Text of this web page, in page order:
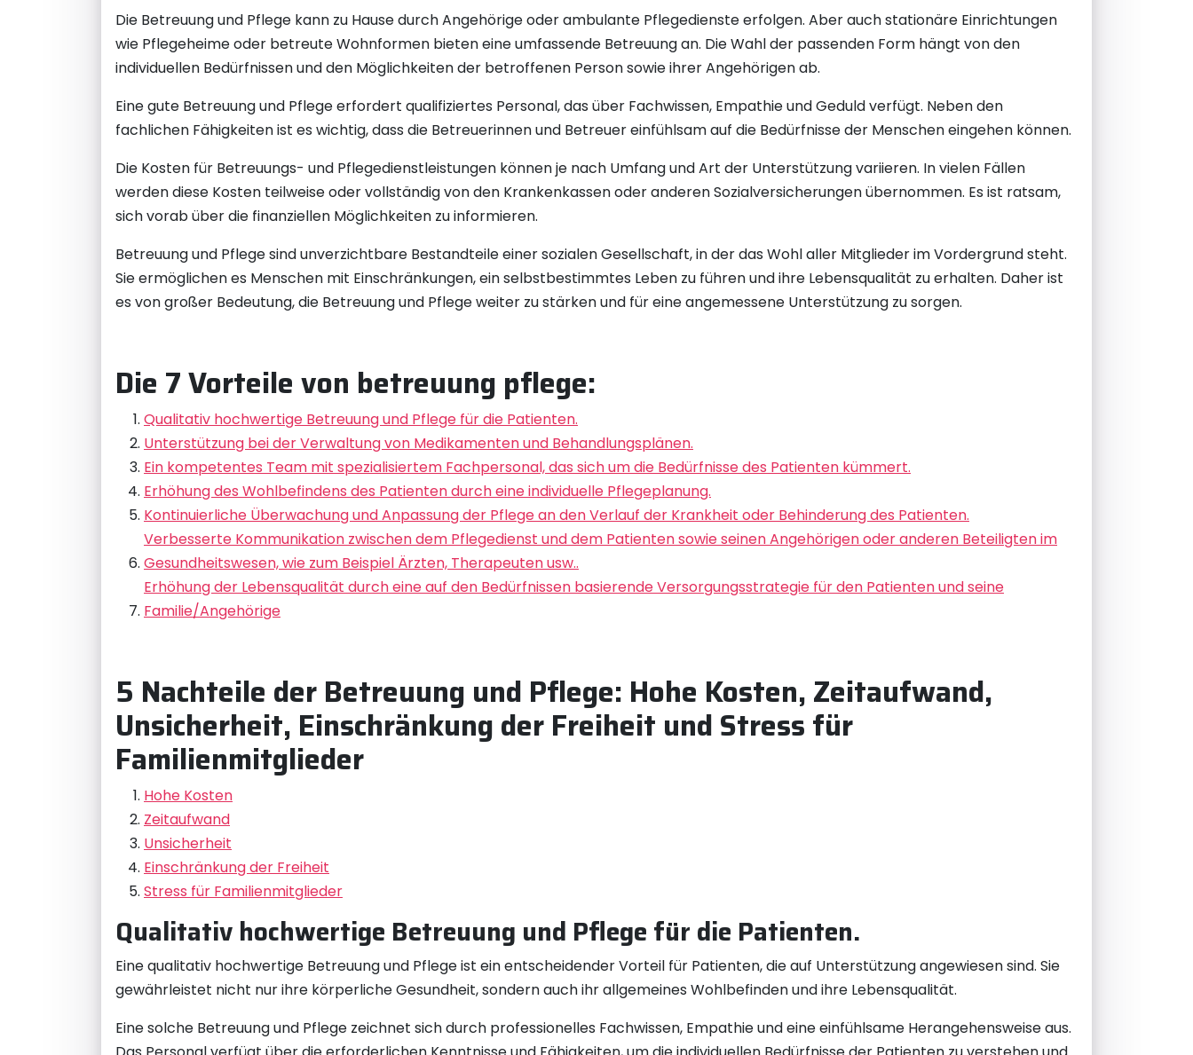
Die Betreuung und Pflege kann zu Hause durch Angehörige oder ambulante Pflegedienste erfolgen. Aber auch stationäre Einrichtungen
wie Pflegeheime oder betreute Wohnformen bieten eine umfassende Betreuung an. Die Wahl der passenden Form hängt von den
individuellen Bedürfnissen und den Möglichkeiten der betroffenen Person sowie ihrer Angehörigen ab.
Eine gute Betreuung und Pflege erfordert qualifiziertes Personal, das über Fachwissen, Empathie und Geduld verfügt. Neben den
fachlichen Fähigkeiten ist es wichtig, dass die Betreuerinnen und Betreuer einfühlsam auf die Bedürfnisse der Menschen eingehen können.
Die Kosten für Betreuungs- und Pflegedienstleistungen können je nach Umfang und Art der Unterstützung variieren. In vielen Fällen
werden diese Kosten teilweise oder vollständig von den Krankenkassen oder anderen Sozialversicherungen übernommen. Es ist ratsam,
sich vorab über die finanziellen Möglichkeiten zu informieren.
Betreuung und Pflege sind unverzichtbare Bestandteile einer sozialen Gesellschaft, in der das Wohl aller Mitglieder im Vordergrund steht.
Sie ermöglichen es Menschen mit Einschränkungen, ein selbstbestimmtes Leben zu führen und ihre Lebensqualität zu erhalten. Daher ist
es von großer Bedeutung, die Betreuung und Pflege weiter zu stärken und für eine angemessene Unterstützung zu sorgen.
Die 7 Vorteile von betreuung pflege:
Qualitativ hochwertige Betreuung und Pflege für die Patienten.
Unterstützung bei der Verwaltung von Medikamenten und Behandlungsplänen.
Ein kompetentes Team mit spezialisiertem Fachpersonal, das sich um die Bedürfnisse des Patienten kümmert.
Erhöhung des Wohlbefindens des Patienten durch eine individuelle Pflegeplanung.
Kontinuierliche Überwachung und Anpassung der Pflege an den Verlauf der Krankheit oder Behinderung des Patienten.
Verbesserte Kommunikation zwischen dem Pflegedienst und dem Patienten sowie seinen Angehörigen oder anderen Beteiligten im
Gesundheitswesen, wie zum Beispiel Ärzten, Therapeuten usw..
Erhöhung der Lebensqualität durch eine auf den Bedürfnissen basierende Versorgungsstrategie für den Patienten und seine
Familie/Angehörige
5 Nachteile der Betreuung und Pflege: Hohe Kosten, Zeitaufwand,
Unsicherheit, Einschränkung der Freiheit und Stress für
Familienmitglieder
Hohe Kosten
Zeitaufwand
Unsicherheit
Einschränkung der Freiheit
Stress für Familienmitglieder
Qualitativ hochwertige Betreuung und Pflege für die Patienten.
Eine qualitativ hochwertige Betreuung und Pflege ist ein entscheidender Vorteil für Patienten, die auf Unterstützung angewiesen sind. Sie
gewährleistet nicht nur ihre körperliche Gesundheit, sondern auch ihr allgemeines Wohlbefinden und ihre Lebensqualität.
Eine solche Betreuung und Pflege zeichnet sich durch professionelles Fachwissen, Empathie und eine einfühlsame Herangehensweise aus.